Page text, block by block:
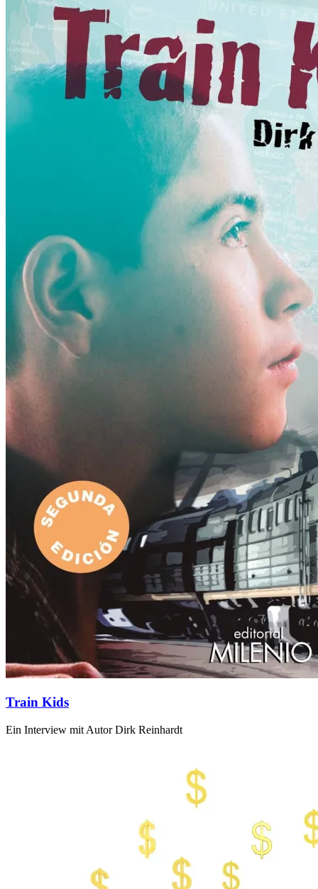
Train Kids
Ein Interview mit Autor Dirk Reinhardt